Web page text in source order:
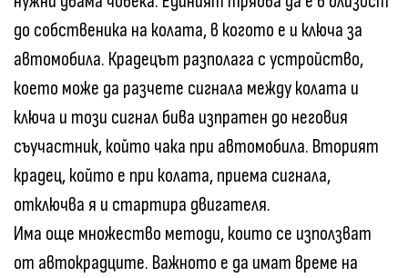
до собственика на колата, в когото е и ключа за
автомобила. Крадецът разполага с устройство,
което може да разчете сигнала между колата и
ключа и този сигнал бива изпратен до неговия
съучастник, който чака при автомобила. Вторият
крадец, който е при колата, приема сигнала,
отключва я и стартира двигателя.
Има още множество методи, които се използват
от автокрадците. Важното е да имат време на